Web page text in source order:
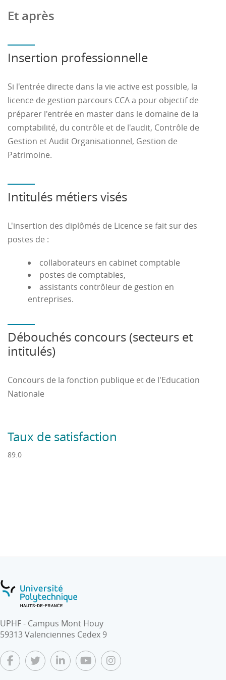
capacités d'organisation et de travail personnel.
Et après
Insertion professionnelle
Si l'entrée directe dans la vie active est possible, la
licence de gestion parcours CCA a pour objectif de
préparer l'entrée en master dans le domaine de la
comptabilité, du contrôle et de l'audit, Contrôle de
Gestion et Audit Organisationnel, Gestion de
Patrimoine.
Intitulés métiers visés
L'insertion des diplômés de Licence se fait sur des
postes de :
collaborateurs en cabinet comptable
postes de comptables,
assistants contrôleur de gestion en
entreprises.
Débouchés concours (secteurs et
intitulés)
Concours de la fonction publique et de l'Education
Nationale
Taux de satisfaction
89.0
UPHF - Campus Mont Houy
59313 Valenciennes Cedex 9